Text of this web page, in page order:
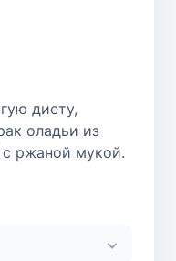
диету,
оладьи из
с ржаной мукой.